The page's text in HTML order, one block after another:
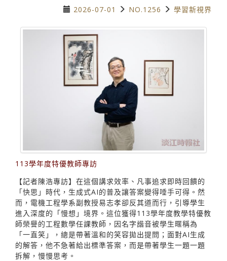
2026-07-01 NO.1256 學習新視界
113學年度特優教師專訪
【記者陳浩專訪】在這個講求效率、凡事追求即時回饋的
「快思」時代，生成式AI的普及讓答案變得唾手可得。然
而，電機工程學系副教授易志孝卻反其道而行，引導學生
進入深度的「慢想」境界。這位獲得113學年度教學特優教
師榮譽的工程數學任課教師，因名字諧音被學生暱稱為
「一直笑」，總是帶著溫和的笑容拋出提問；面對AI生成
的解答，他不急著給出標準答案，而是帶著學生一題一題
拆解，慢慢思考。